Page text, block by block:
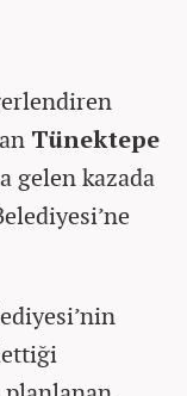
Tünektepe
gelen kazada